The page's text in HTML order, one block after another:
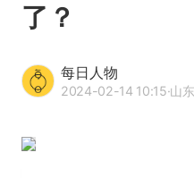
了？
每日人物
2024-02-14 10:15·山东